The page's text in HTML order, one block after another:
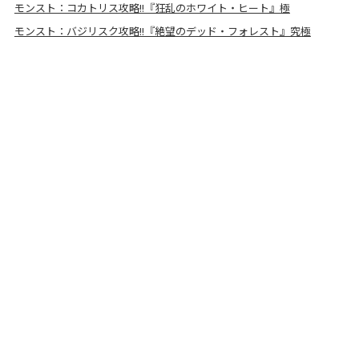
モンスト：コカトリス攻略!!『狂乱のホワイト・ヒート』極
モンスト：バジリスク攻略!!『絶望のデッド・フォレスト』究極